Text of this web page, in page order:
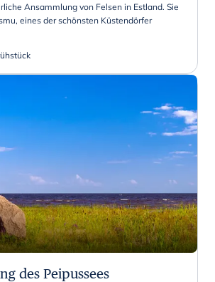
Ansammlung von Felsen in Estland. Sie
eines der schönsten Küstendörfer
des Peipussees